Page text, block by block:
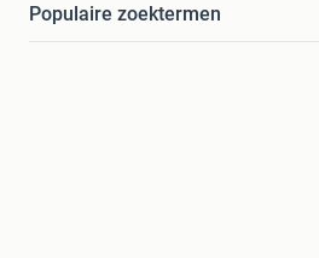
Populaire zoektermen